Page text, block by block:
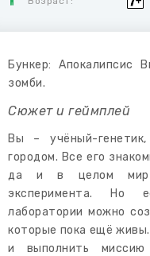
Бункер:
зомби.
Сюжет и геймплей
Вы – учёный-
городом. Все его
да и в целом мир
эксперимента. Но
лаборатории можно
которые пока ещё
и выполнить